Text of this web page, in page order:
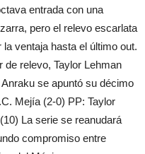
entrada con una
pero el relevo escarlata
ventaja hasta el último out.
relevo, Taylor Lehman
se apuntó su décimo
Mejía (2-0) PP: Taylor
La serie se reanudará
compromiso entre